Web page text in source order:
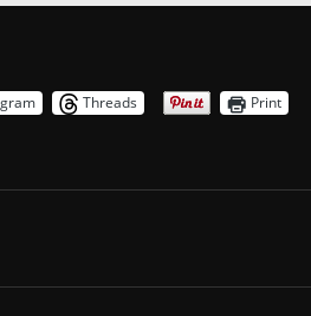
Threads Print